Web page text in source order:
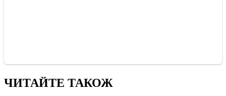
ЧИТАЙТЕ ТАКОЖ